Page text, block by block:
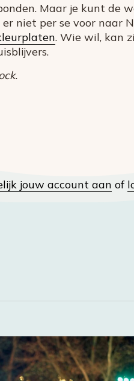
Maar je kunt de
niet per se voor naar
. Wie wil, kan
jouw account aan of